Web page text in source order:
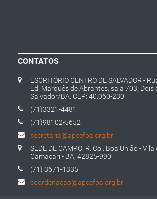
CONTATOS
ESCRITÓRIO CENTRO DE SALVADOR -
Ed. Marquês de Abrantes, sala 703, Dois
Salvador/BA. CEP: 40.060-230
(71)3321-4481
(71)98102-5652
secretaria@apcefba.org.br
SEDE DE CAMPO: R. Col. Boa União -
Camaçari - BA, 42825-990
(71) 3671-1335
coordenacao@apcefba.org.br